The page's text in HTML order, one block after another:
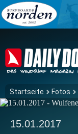
Startseite Fotos
15.01.2017